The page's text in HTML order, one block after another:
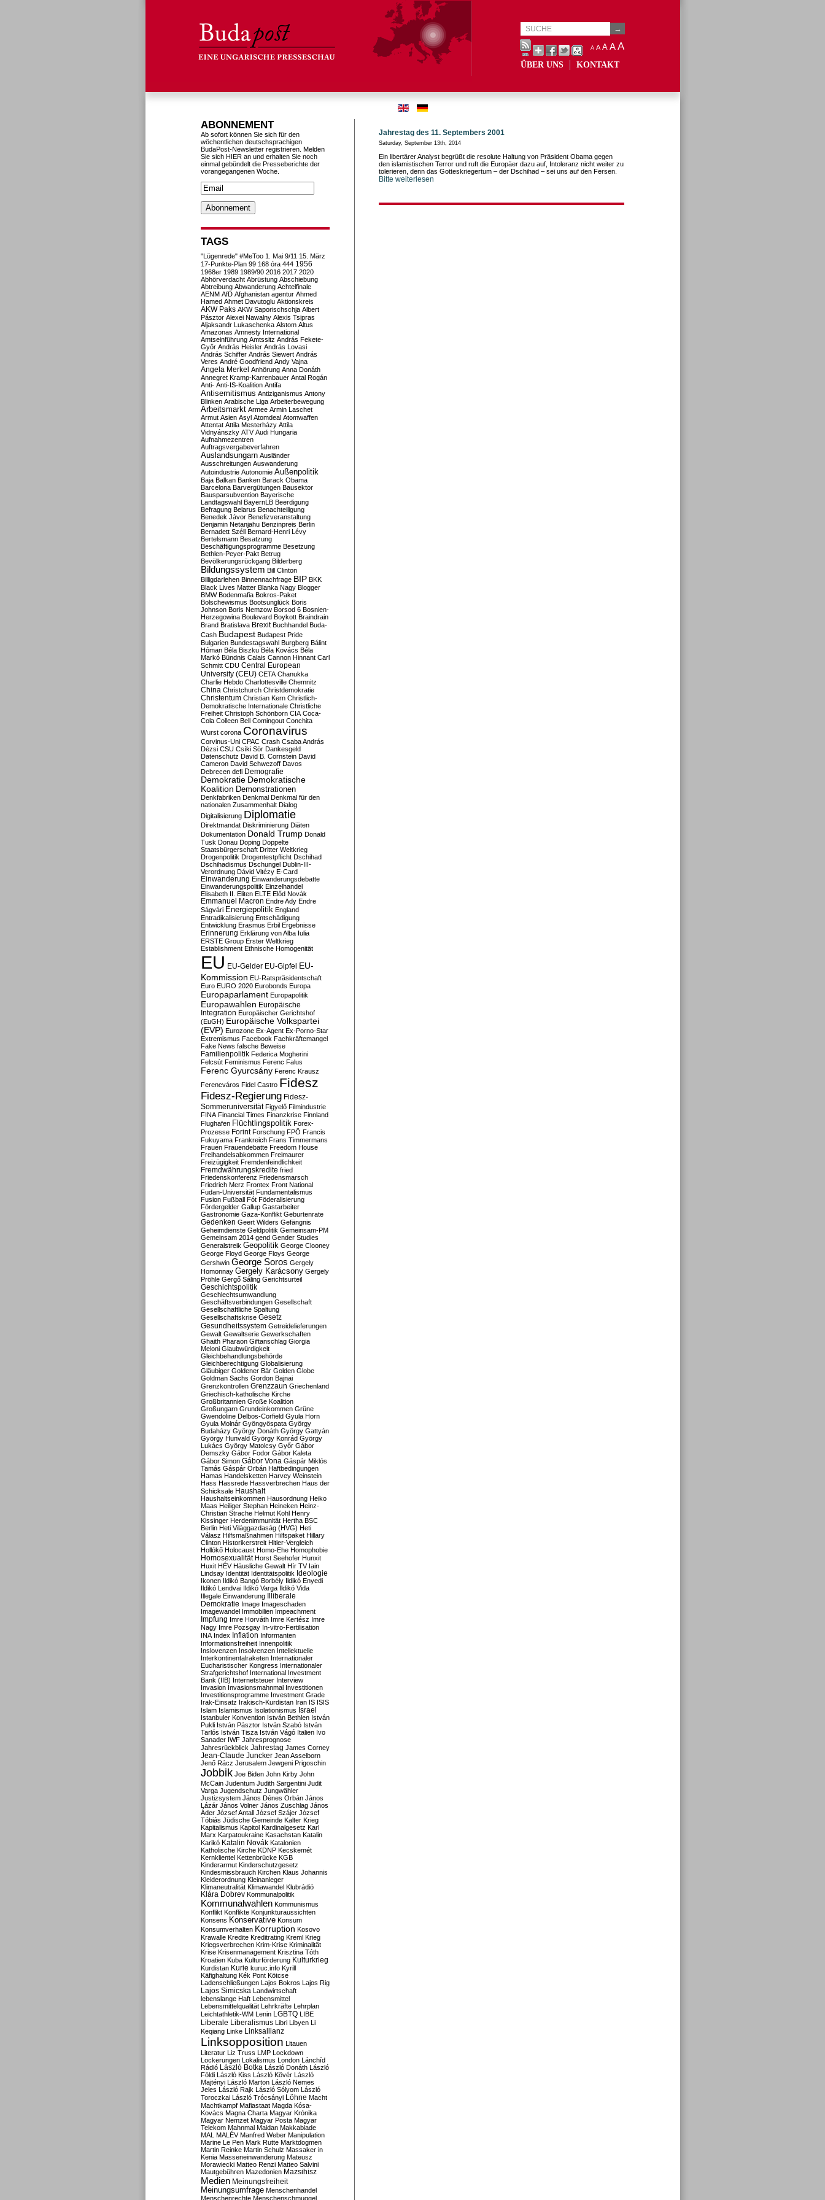
A A A AA
ÜBER UNS KONTAKT
Jahrestag des 11. Septembers 2001
Saturday, September 13th, 2014
Ein libertärer Analyst begrüßt die resolute Haltung von Präsident Obama gegen
den islamistischen Terror und ruft die Europäer dazu auf, Intoleranz nicht weiter zu
tolerieren, denn das Gotteskriegertum – der Dschihad – sei uns auf den Fersen.
Bitte weiterlesen
ABONNEMENT
Ab sofort können Sie sich für den
wöchentlichen deutschsprachigen
BudaPost-Newsletter registrieren. Melden
Sie sich HIER an und erhalten Sie noch
einmal gebündelt die Presseberichte der
vorangegangenen Woche.
TAGS
"Lügenrede" #MeToo 1. Mai 9/11 15. März
17-Punkte-Plan 99 168 óra 444 1956
1968er 1989 1989/90 2016 2017 2020
Abhörverdacht Abrüstung Abschiebung
Abtreibung Abwanderung Achtelfinale
AENM AfD Afghanistan agentur Ahmed
Hamed Ahmet Davutoglu Aktionskreis
AKW Paks AKW Saporischschja Albert
Pásztor Alexei Nawalny Alexis Tsipras
Aljaksandr Lukaschenka Alstom Altus
Amazonas Amnesty International
Amtseinführung Amtssitz András Fekete-
Győr András Heisler András Lovasi
András Schiffer András Siewert András
Veres André Goodfriend Andy Vajna
Angela Merkel Anhörung Anna Donáth
Annegret Kramp-Karrenbauer Antal Rogán
Anti- Anti-IS-Koalition Antifa
Antisemitismus Antiziganismus Antony
Blinken Arabische Liga Arbeiterbewegung
Arbeitsmarkt Armee Armin Laschet
Armut Asien Asyl Atomdeal Atomwaffen
Attentat Attila Mesterházy Attila
Vidnyánszky ATV Audi Hungaria
Aufnahmezentren
Auftragsvergabeverfahren
Auslandsungarn Ausländer
Ausschreitungen Auswanderung
Autoindustrie Autonomie Außenpolitik
Baja Balkan Banken Barack Obama
Barcelona Barvergütungen Bausektor
Bausparsubvention Bayerische
Landtagswahl BayernLB Beerdigung
Befragung Belarus Benachteiligung
Benedek Jávor Benefizveranstaltung
Benjamin Netanjahu Benzinpreis Berlin
Bernadett Széll Bernard-Henri Lévy
Bertelsmann Besatzung
Beschäftigungsprogramme Besetzung
Bethlen-Peyer-Pakt Betrug
Bevölkerungsrückgang Bilderberg
Bildungssystem Bill Clinton
Billigdarlehen Binnennachfrage BIP BKK
Black Lives Matter Blanka Nagy Blogger
BMW Bodenmafia Bokros-Paket
Bolschewismus Bootsunglück Boris
Johnson Boris Nemzow Borsod 6 Bosnien-
Herzegowina Boulevard Boykott Braindrain
Brand Bratislava Brexit Buchhandel Buda-
Cash Budapest Budapest Pride
Bulgarien Bundestagswahl Burgberg Bálint
Hóman Béla Biszku Béla Kovács Béla
Markó Bündnis Calais Cannon Hinnant Carl
Schmitt CDU Central European
University (CEU) CETA Chanukka
Charlie Hebdo Charlottesville Chemnitz
China Christchurch Christdemokratie
Christentum Christian Kern Christlich-
Demokratische Internationale Christliche
Freiheit Christoph Schönborn CIA Coca-
Cola Colleen Bell Comingout Conchita
Wurst corona Coronavirus
Corvinus-Uni CPAC Crash Csaba András
Dézsi CSU Csíki Sör Dankesgeld
Datenschutz David B. Cornstein David
Cameron David Schwezoff Davos
Debrecen defi Demografie
Demokratie Demokratische
Koalition Demonstrationen
Denkfabriken Denkmal Denkmal für den
nationalen Zusammenhalt Dialog
Digitalisierung Diplomatie
Direktmandat Diskriminierung Diäten
Dokumentation Donald Trump Donald
Tusk Donau Doping Doppelte
Staatsbürgerschaft Dritter Weltkrieg
Drogenpolitik Drogentestpflicht Dschihad
Dschihadismus Dschungel Dublin-III-
Verordnung Dávid Vitézy E-Card
Einwanderung Einwanderungsdebatte
Einwanderungspolitik Einzelhandel
Elisabeth II. Eliten ELTE Előd Novák
Emmanuel Macron Endre Ady Endre
Ságvári Energiepolitik England
Entradikalisierung Entschädigung
Entwicklung Erasmus Erbil Ergebnisse
Erinnerung Erklärung von Alba Iulia
ERSTE Group Erster Weltkrieg
Establishment Ethnische Homogenität
EU EU-Gelder EU-Gipfel EU-
Kommission EU-Ratspräsidentschaft
Euro EURO 2020 Eurobonds Europa
Europaparlament Europapolitik
Europawahlen Europäische
Integration Europäischer Gerichtshof
(EuGH) Europäische Volkspartei
(EVP) Eurozone Ex-Agent Ex-Porno-Star
Extremismus Facebook Fachkräftemangel
Fake News falsche Beweise
Familienpolitik Federica Mogherini
Felcsút Feminismus Ferenc Falus
Ferenc Gyurcsány Ferenc Krausz
Ferencváros Fidel Castro Fidesz
Fidesz-Regierung Fidesz-
Sommeruniversität Figyelő Filmindustrie
FINA Financial Times Finanzkrise Finnland
Flughafen Flüchtlingspolitik Forex-
Prozesse Forint Forschung FPÖ Francis
Fukuyama Frankreich Frans Timmermans
Frauen Frauendebatte Freedom House
Freihandelsabkommen Freimaurer
Freizügigkeit Fremdenfeindlichkeit
Fremdwährungskredite fried
Friedenskonferenz Friedensmarsch
Friedrich Merz Frontex Front National
Fudan-Universität Fundamentalismus
Fusion Fußball Fót Föderalisierung
Fördergelder Gallup Gastarbeiter
Gastronomie Gaza-Konflikt Geburtenrate
Gedenken Geert Wilders Gefängnis
Geheimdienste Geldpolitik Gemeinsam-PM
Gemeinsam 2014 gend Gender Studies
Generalstreik Geopolitik George Clooney
George Floyd George Floys George
Gershwin George Soros Gergely
Homonnay Gergely Karácsony Gergely
Pröhle Gergő Sáling Gerichtsurteil
Geschichtspolitik
Geschlechtsumwandlung
Geschäftsverbindungen Gesellschaft
Gesellschaftliche Spaltung
Gesellschaftskrise Gesetz
Gesundheitssystem Getreidelieferungen
Gewalt Gewaltserie Gewerkschaften
Ghaith Pharaon Giftanschlag Giorgia
Meloni Glaubwürdigkeit
Gleichbehandlungsbehörde
Gleichberechtigung Globalisierung
Gläubiger Goldener Bär Golden Globe
Goldman Sachs Gordon Bajnai
Grenzkontrollen Grenzzaun Griechenland
Griechisch-katholische Kirche
Großbritannien Große Koalition
Großungarn Grundeinkommen Grüne
Gwendoline Delbos-Corfield Gyula Horn
Gyula Molnár Gyöngyöspata György
Budaházy György Donáth György Gattyán
György Hunvald György Konrád György
Lukács György Matolcsy Győr Gábor
Demszky Gábor Fodor Gábor Kaleta
Gábor Simon Gábor Vona Gáspár Miklós
Tamás Gáspár Orbán Haftbedingungen
Hamas Handelsketten Harvey Weinstein
Hass Hassrede Hassverbrechen Haus der
Schicksale Haushalt
Haushaltseinkommen Hausordnung Heiko
Maas Heiliger Stephan Heineken Heinz-
Christian Strache Helmut Kohl Henry
Kissinger Herdenimmunität Hertha BSC
Berlin Heti Világgazdaság (HVG) Heti
Válasz Hilfsmaßnahmen Hilfspaket Hillary
Clinton Historikerstreit Hitler-Vergleich
Hollókő Holocaust Homo-Ehe Homophobie
Homosexualität Horst Seehofer Hunxit
Huxit HÉV Häusliche Gewalt Hír TV Iain
Lindsay Identität Identitätspolitik Ideologie
Ikonen Ildikó Bangó Borbély Ildikó Enyedi
Ildikó Lendvai Ildikó Varga Ildikó Vida
Illegale Einwanderung Illiberale
Demokratie Image Imageschaden
Imagewandel Immobilien Impeachment
Impfung Imre Horváth Imre Kertész Imre
Nagy Imre Pozsgay In-vitro-Fertilisation
INA Index Inflation Informanten
Informationsfreiheit Innenpolitik
Inslovenzen Insolvenzen Intellektuelle
Interkontinentalraketen Internationaler
Eucharistischer Kongress Internationaler
Strafgerichtshof International Investment
Bank (IIB) Internetsteuer Interview
Invasion Invasionsmahnmal Investitionen
Investitionsprogramme Investment Grade
Irak-Einsatz Irakisch-Kurdistan Iran IS ISIS
Islam Islamismus Isolationismus Israel
Istanbuler Konvention István Bethlen István
Pukli István Pásztor István Szabó István
Tarlós István Tisza István Vágó Italien Ivo
Sanader IWF Jahresprognose
Jahresrückblick Jahrestag James Corney
Jean-Claude Juncker Jean Asselborn
Jenő Rácz Jerusalem Jewgeni Prigoschin
Jobbik Joe Biden John Kirby John
McCain Judentum Judith Sargentini Judit
Varga Jugendschutz Jungwähler
Justizsystem János Dénes Orbán János
Lázár János Volner János Zuschlag János
Áder József Antall József Szájer József
Tóbiás Jüdische Gemeinde Kalter Krieg
Kapitalismus Kapitol Kardinalgesetz Karl
Marx Karpatoukraine Kasachstan Katalin
Karikó Katalin Novák Katalonien
Katholische Kirche KDNP Kecskemét
Kernklientel Kettenbrücke KGB
Kinderarmut Kinderschutzgesetz
Kindesmissbrauch Kirchen Klaus Johannis
Kleiderordnung Kleinanleger
Klimaneutralität Klimawandel Klubrádió
Klára Dobrev Kommunalpolitik
Kommunalwahlen Kommunismus
Konflikt Konflikte Konjunkturaussichten
Konsens Konservative Konsum
Konsumverhalten Korruption Kosovo
Krawalle Kredite Kreditrating Kreml Krieg
Kriegsverbrechen Krim-Krise Kriminalität
Krise Krisenmanagement Krisztina Tóth
Kroatien Kuba Kulturförderung Kulturkrieg
Kurdistan Kurie kuruc.info Kyrill
Käfighaltung Kék Pont Kötcse
Ladenschließungen Lajos Bokros Lajos Rig
Lajos Simicska Landwirtschaft
lebenslange Haft Lebensmittel
Lebensmittelqualität Lehrkräfte Lehrplan
Leichtathletik-WM Lenin LGBTQ LIBE
Liberale Liberalismus Libri Libyen Li
Keqiang Linke Linksallianz
Linksopposition Litauen
Literatur Liz Truss LMP Lockdown
Lockerungen Lokalismus London Lánchíd
Rádió
László Botka László Donáth László
Földi László Kiss László Kövér László
Majtényi László Marton László Nemes
Jeles László Rajk László Sólyom László
Toroczkai László Trócsányi Löhne Macht
Machtkampf Mafiastaat Magda Kósa-
Kovács Magna Charta Magyar Krónika
Magyar Nemzet Magyar Posta Magyar
Telekom Mahnmal Maidan Makkabiade
MAL MALÉV Manfred Weber Manipulation
Marine Le Pen Mark Rutte Marktdogmen
Martin Reinke Martin Schulz Massaker in
Kenia Masseneinwanderung Mateusz
Morawiecki Matteo Renzi Matteo Salvini
Mautgebühren Mazedonien Mazsihisz
Medien Meinungsfreiheit
Meinungsumfrage Menschenhandel
Menschenrechte Menschenschmuggel